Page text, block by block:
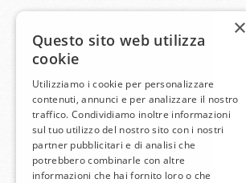
×
Questo sito web utilizza
cookie
Utilizziamo i cookie per personalizzare
contenuti, annunci e per analizzare il nostro
traffico. Condividiamo inoltre informazioni
sul tuo utilizzo del nostro sito con i nostri
partner pubblicitari e di analisi che
potrebbero combinarle con altre
informazioni che hai fornito loro o che